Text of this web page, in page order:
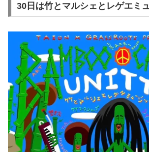
30日は竹とマルシェとレゲエミ